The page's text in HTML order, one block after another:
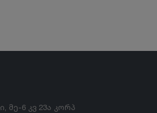
მე-6 კვ 23ა კორპ